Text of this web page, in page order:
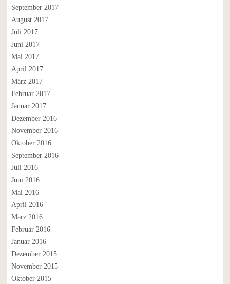
September 2017
August 2017
Juli 2017
Juni 2017
Mai 2017
April 2017
März 2017
Februar 2017
Januar 2017
Dezember 2016
November 2016
Oktober 2016
September 2016
Juli 2016
Juni 2016
Mai 2016
April 2016
März 2016
Februar 2016
Januar 2016
Dezember 2015
November 2015
Oktober 2015